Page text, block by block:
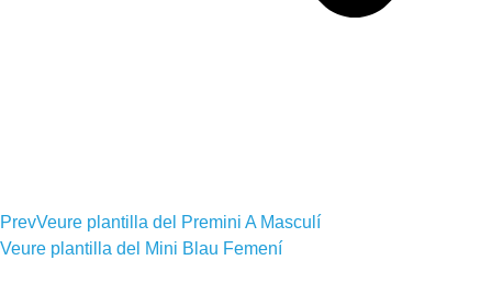
PrevVeure plantilla del Premini A Masculí
Veure plantilla del Mini Blau Femení